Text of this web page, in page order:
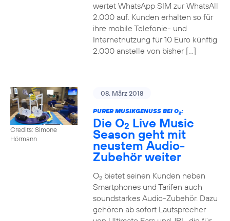
wertet WhatsApp SIM zur WhatsAll
2.000 auf. Kunden erhalten so für
ihre mobile Telefonie- und
Internetnutzung für 10 Euro künftig
2.000 anstelle von bisher […]
Credits: Simone
Hörmann
08. März 2018
PURER MUSIKGENUSS BEI O2:
Die O2 Live Music
Season geht mit
neustem Audio-
Zubehör weiter
O2bietet seinen Kunden neben
Smartphones und Tarifen auch
soundstarkes Audio-Zubehör. Dazu
gehören ab sofort Lautsprecher